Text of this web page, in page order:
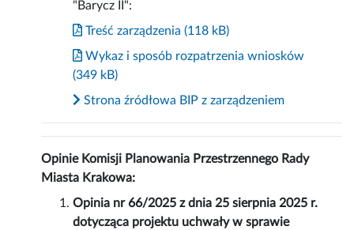
"Barycz II":
Treść zarządzenia (118 kB)
Wykaz i sposób rozpatrzenia wniosków
(349 kB)
Strona źródłowa BIP z zarządzeniem
Opinie Komisji Planowania Przestrzennego Rady
Miasta Krakowa:
Opinia nr 66/2025 z dnia 25 sierpnia 2025 r.
dotycząca projektu uchwały w sprawie